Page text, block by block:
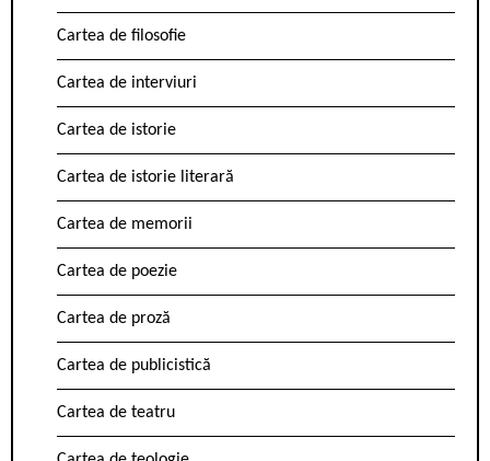
Cartea de filosofie
Cartea de interviuri
Cartea de istorie
Cartea de istorie literară
Cartea de memorii
Cartea de poezie
Cartea de proză
Cartea de publicistică
Cartea de teatru